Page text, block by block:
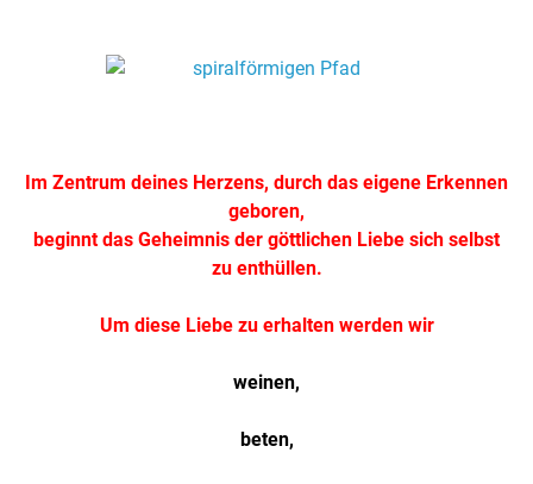
Im Zentrum deines Herzens, durch das eigene Erkennen
geboren,
beginnt das Geheimnis der göttlichen Liebe sich selbst
zu enthüllen.
Um diese Liebe zu erhalten werden wir
weinen,
beten,